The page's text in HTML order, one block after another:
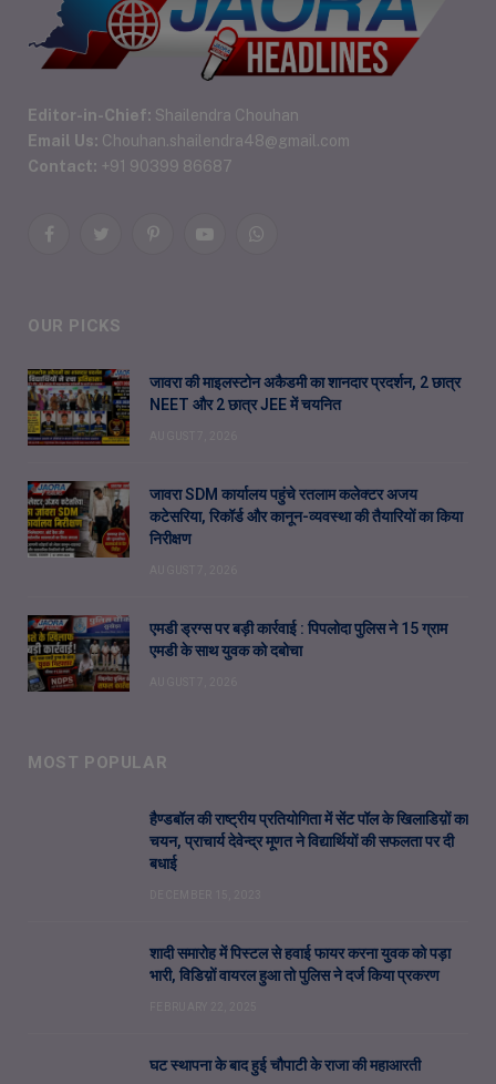
Editor-in-Chief: Shailendra Chouhan
Email Us: Chouhan.shailendra48@gmail.com
Contact: +91 90399 86687
FacebookTwitterPinterestYouTubeWhatsApp
OUR PICKS
जावरा की माइलस्टोन अकैडमी का शानदार प्रदर्शन, 2 छात्र
NEET और 2 छात्र JEE में चयनित
जावरा SDM कार्यालय पहुंचे रतलाम कलेक्टर अजय
कटेसरिया, रिकॉर्ड और कानून-व्यवस्था की तैयारियों का किया
निरीक्षण
एमडी ड्रग्स पर बड़ी कार्रवाई : पिपलोदा पुलिस ने 15 ग्राम
एमडी के साथ युवक को दबोचा
MOST POPULAR
हैण्डबॉल की राष्ट्रीय प्रतियोगिता में सेंट पॉल के खिलाडिय़ों का
चयन, प्राचार्य देवेन्द्र मूणत ने विद्यार्थियों की सफलता पर दी
बधाई
शादी समारोह में पिस्टल से हवाई फायर करना युवक को पड़ा
भारी, विडिय़ों वायरल हुआ तो पुलिस ने दर्ज किया प्रकरण
घट स्थापना के बाद हुई चौपाटी के राजा की महाआरती